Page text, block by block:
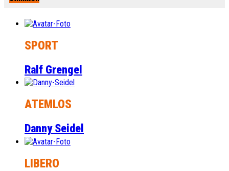
SPORT
Ralf Grengel
ATEMLOS
Danny Seidel
LIBERO